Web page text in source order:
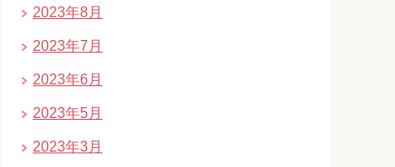
2023年8月
2023年7月
2023年6月
2023年5月
2023年3月